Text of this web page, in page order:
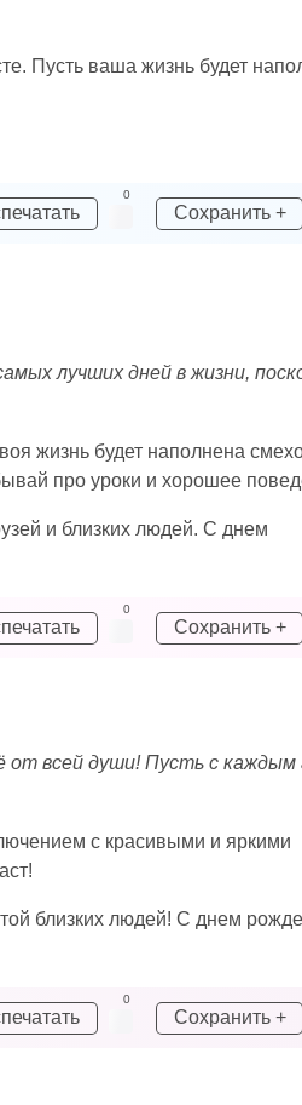
Пусть ваша жизнь будет
0
Сохранить +
лучших дней в жизни,
жизнь будет наполнена
про уроки и хорошее
и близких людей. С днем
0
Сохранить +
от всей души! Пусть с каждым
с красивыми и яркими
близких людей! С днем
0
Сохранить +